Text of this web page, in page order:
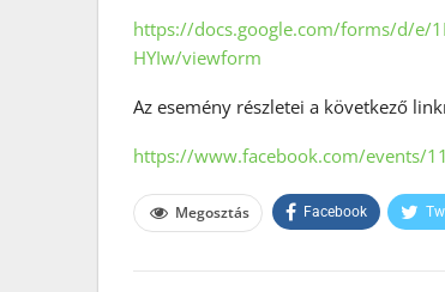
https://docs.google.com/forms/d/e/
HYIw/viewform
Az esemény részletei a következő
https://www.facebook.com/events/
Megosztás Facebook